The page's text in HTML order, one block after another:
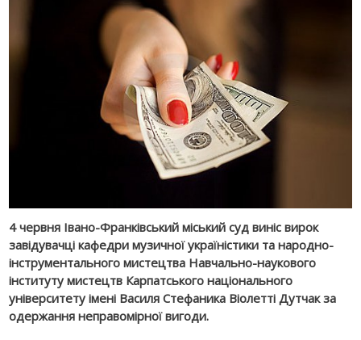
4 червня Івано-Франківський міський суд виніс вирок
завідувачці кафедри музичної україністики та народно-
інструментального мистецтва Навчально-наукового
інституту мистецтв Карпатського національного
університету імені Василя Стефаника Віолетті Дутчак за
одержання неправомірної вигоди.